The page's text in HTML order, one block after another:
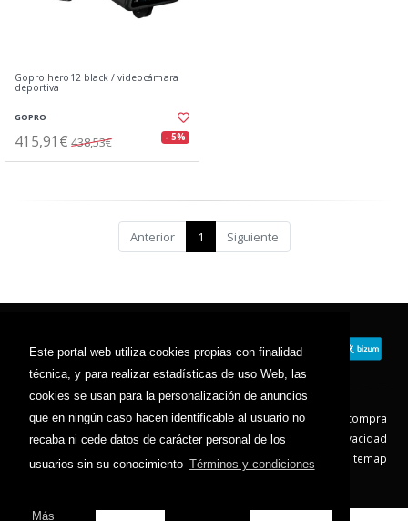
Este portal web utiliza cookies propias con finalidad
técnica, y para realizar estadísticas de uso Web, las
cookies se usan para la personalización de anuncios
que en ningún caso hacen identificable al usuario no
recaba ni cede datos de carácter personal de los
usuarios sin su conocimiento Términos y condiciones
Más
Gopro hero12 black / videocámara
deportiva
GOPRO
415,91€ 438,53€ - 5%
Anterior 1 Siguiente
Contacto Aviso Legal
Condiciones de compra
Política de envíos
Política de devolución
Política de Privacidad
Política de Cookies
Sitemap